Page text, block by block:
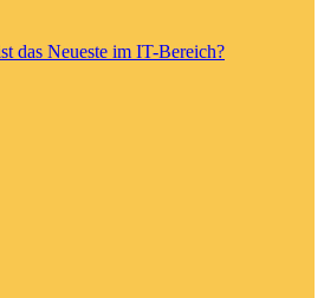
das Neueste im IT-Bereich?